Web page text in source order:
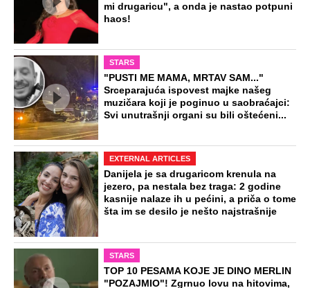
mi drugaricu", a onda je nastao potpuni
haos!
STARS
"PUSTI ME MAMA, MRTAV SAM..."
Srceparajuća ispovest majke našeg
muzičara koji je poginuo u saobraćajci:
Svi unutrašnji organi su bili oštećeni...
EXTERNAL ARTICLES
Danijela je sa drugaricom krenula na
jezero, pa nestala bez traga: 2 godine
kasnije nalaze ih u pećini, a priča o tome
šta im se desilo je nešto najstrašnije
STARS
TOP 10 PESAMA KOJE JE DINO MERLIN
"POZAJMIO"! Zgrnuo lovu na hitovima,